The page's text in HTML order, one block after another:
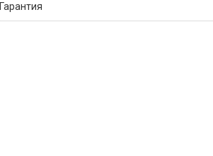
Гарантия